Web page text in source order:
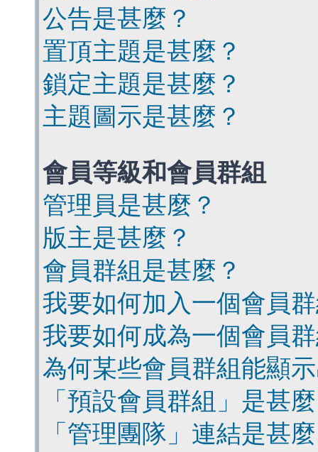
公告是甚麼？
置頂主題是甚麼？
鎖定主題是甚麼？
主題圖示是甚麼？
會員等級和會員群組
管理員是甚麼？
版主是甚麼？
會員群組是甚麼？
我要如何加入一個會員
我要如何成為一個會員
為何某些會員群組能顯
「預設會員群組」是甚
「管理團隊」連結是甚